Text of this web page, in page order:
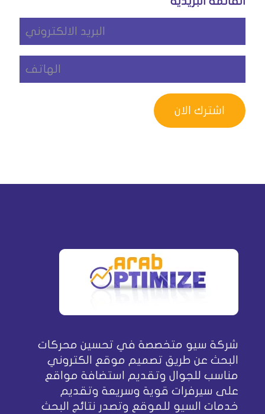
شركة سيو متخصصة في تحسين محركات
البحث عن طريق تصميم موقع الكتروني
مناسب للجوال وتقديم استضافة مواقع
على سيرفرات قوية وسريعة وتقديم
خدمات السيو للموقع وتصدر نتائج البحث